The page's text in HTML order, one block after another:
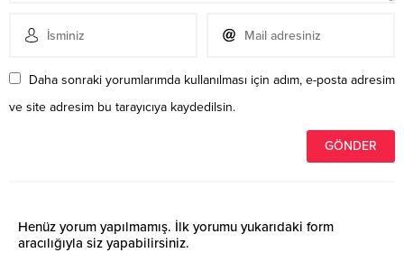
Daha sonraki yorumlarımda kullanılması için adım, e-posta adresim
ve site adresim bu tarayıcıya kaydedilsin.
Henüz yorum yapılmamış. İlk yorumu yukarıdaki form
aracılığıyla siz yapabilirsiniz.